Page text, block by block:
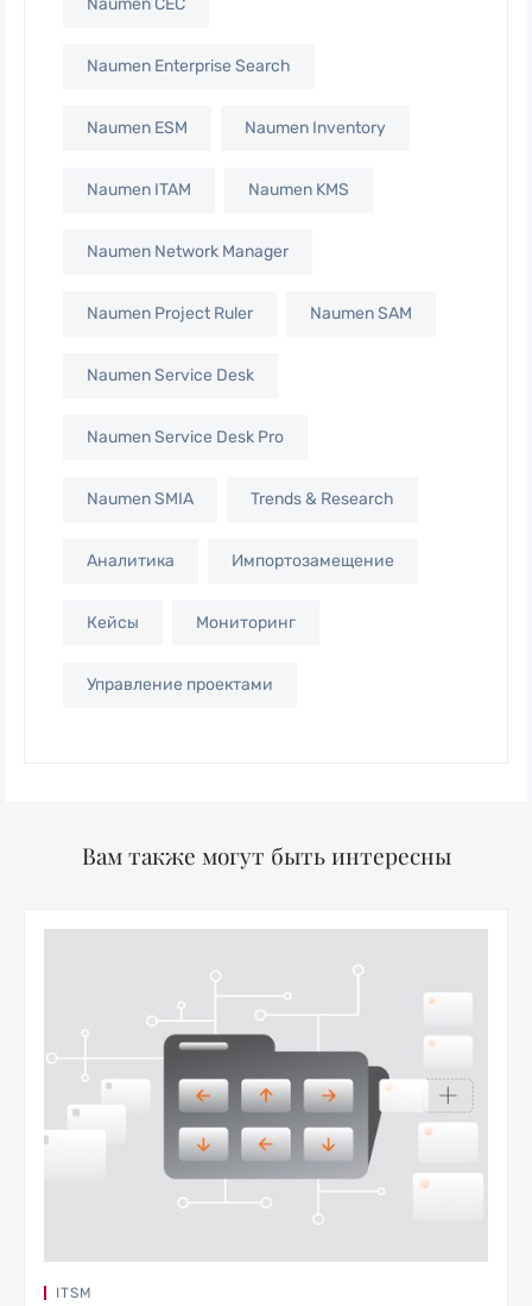
Naumen Enterprise Search
Naumen ESM Naumen Inventory
Naumen ITAM Naumen KMS
Naumen Network Manager
Naumen Project Ruler Naumen SAM
Naumen Service Desk
Naumen Service Desk Pro
Naumen SMIA Trends & Research
Аналитика Импортозамещение
Кейсы Мониторинг
Управление проектами
Вам также могут быть интересны
ITSM